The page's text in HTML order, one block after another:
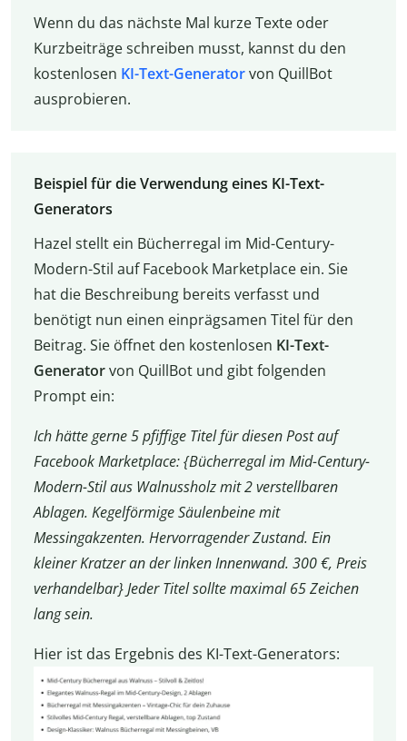
Wenn du das nächste Mal kurze Texte oder
Kurzbeiträge schreiben musst, kannst du den
kostenlosen KI-Text-Generatorvon QuillBot
ausprobieren.
Beispiel für die Verwendung eines KI-Text-
Generators
Hazel stellt ein Bücherregal im Mid-Century-
Modern-Stil auf Facebook Marketplace ein. Sie
hat die Beschreibung bereits verfasst und
benötigt nun einen einprägsamen Titel für den
Beitrag. Sie öffnet den kostenlosen KI-Text-
Generatorvon QuillBot und gibt folgenden
Prompt ein:
Ich hätte gerne 5 pfiffige Titel für diesen Post auf
Facebook Marketplace: {Bücherregal im Mid-Century-
Modern-Stil aus Walnussholz mit 2 verstellbaren
Ablagen. Kegelförmige Säulenbeine mit
Messingakzenten. Hervorragender Zustand. Ein
kleiner Kratzer an der linken Innenwand. 300 €, Preis
verhandelbar} Jeder Titel sollte maximal 65 Zeichen
lang sein.
Hier ist das Ergebnis des KI-Text-Generators: